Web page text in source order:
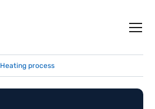
Heating process